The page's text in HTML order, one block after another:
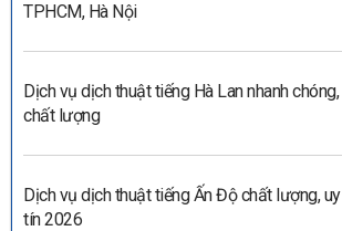
TPHCM, Hà Nội
Dịch vụ dịch thuật tiếng Hà Lan nhanh chóng,
chất lượng
Dịch vụ dịch thuật tiếng Ấn Độ chất lượng, uy
tín 2026